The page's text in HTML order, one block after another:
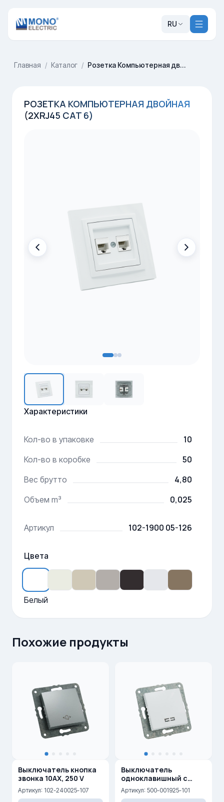
RU
Главная / Каталог / Розетка Компьютерная двойная (2xRj45 Cat 6)
РОЗЕТКА КОМПЬЮТЕРНАЯ ДВОЙНАЯ
(2XRJ45 CAT 6)
Характеристики
Кол-во в упаковке 10
Кол-во в коробке 50
Вес брутто 4,80
Объем m³ 0,025
Артикул 102-1900 05-126
Цвета
Белый
Похожие продукты
Выключатель кнопка
звонка 10AX, 250 V
Артикул: 102-240025-107
Выключатель
одноклавишный с
подсветкой 10AX, 250 V
Артикул: 500-001925-101